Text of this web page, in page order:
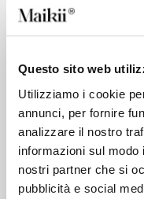
Questo sito web
Utilizziamo i cookie
annunci, per fornire
analizzare il nostro
informazioni sul
nostri partner che si
pubblicità e social